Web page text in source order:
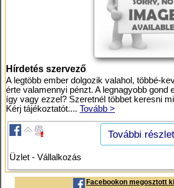
Hírdetés szervező
A legtöbb ember dolgozik valahol, többé-
érte valamennyi pénzt. A legnagyobb gond
így vagy ezzel? Szeretnél többet keresni
Kérj tájékoztatót.... Tovább >
További
Üzlet - Vállalkozás
Facebookon megosztott